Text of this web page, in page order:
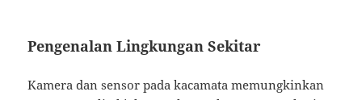
Pengenalan Lingkungan Sekitar
Kamera dan sensor pada kacamata memungkinkan